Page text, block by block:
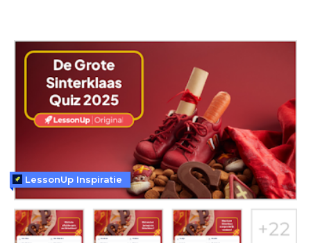
LessonUp Inspiratie